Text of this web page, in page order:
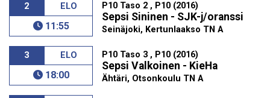
2 ELO
11:55
P10 Taso 2 , P10 (2016)
Sepsi Sininen - SJK-j/oranssi
Seinäjoki, Kertunlaakso TN A
3 ELO
18:00
P10 Taso 3 , P10 (2016)
Sepsi Valkoinen - KieHa
Ähtäri, Otsonkoulu TN A